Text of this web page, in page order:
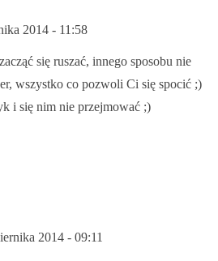
2014 - 11:58
się ruszać, innego sposobu nie
wszystko co pozwoli Ci się spocić ;)
i się nim nie przejmować ;)
2014 - 09:11